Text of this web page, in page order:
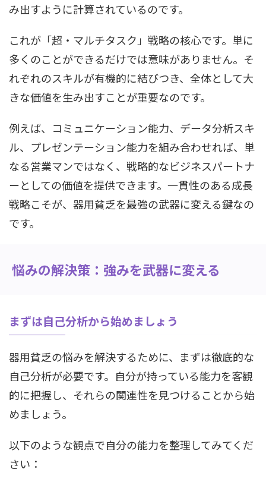
み出すように計算されているのです。
これが「超・マルチタスク」戦略の核心です。単に
多くのことができるだけでは意味がありません。そ
れぞれのスキルが有機的に結びつき、全体として大
きな価値を生み出すことが重要なのです。
例えば、コミュニケーション能力、データ分析スキ
ル、プレゼンテーション能力を組み合わせれば、単
なる営業マンではなく、戦略的なビジネスパートナ
ーとしての価値を提供できます。一貫性のある成長
戦略こそが、器用貧乏を最強の武器に変える鍵なの
です。
悩みの解決策：強みを武器に変える
まずは自己分析から始めましょう
器用貧乏の悩みを解決するために、まずは徹底的な
自己分析が必要です。自分が持っている能力を客観
的に把握し、それらの関連性を見つけることから始
めましょう。
以下のような観点で自分の能力を整理してみてくだ
さい：